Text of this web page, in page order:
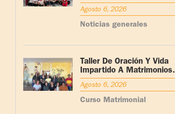
Agosto 6, 2026
Noticias generales
Taller De Oración Y Vida
Impartido A Matrimonios.
Agosto 6, 2026
Curso Matrimonial